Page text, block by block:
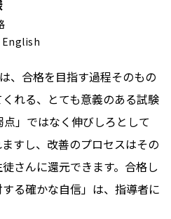
English
、合格を目指す過程そのもの
れる、とても意義のある試験
」ではなく伸びしろとして
すし、改善のプロセスはその
さんに還元できます。合格し
る確かな自信」は、指導者に